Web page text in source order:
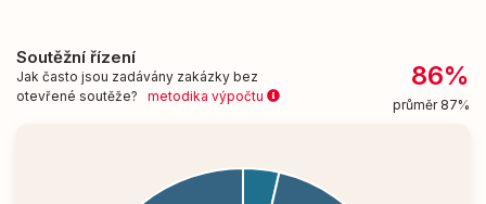
Soutěžní řízení
Jak často jsou zadávány zakázky bez
otevřené soutěže? metodika výpočtu
86%
průměr 87%